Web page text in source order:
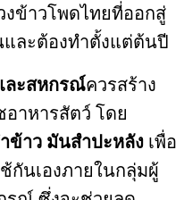
งข้าวโพดไทยที่ออกสู่
และต้องทำตั้งแต่ต้นปี
ละสหกรณ์ควรสร้าง
าหารสัตว์ โดย
ข้าว มันสำปะหลัง เพื่อ
กันเองภายในกลุ่มผู้